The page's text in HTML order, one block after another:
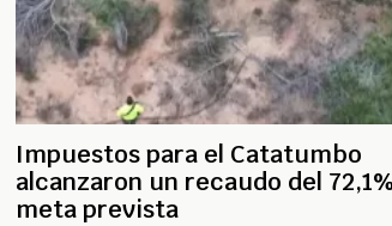
Impuestos para el Catatumbo
alcanzaron un recaudo del
meta prevista